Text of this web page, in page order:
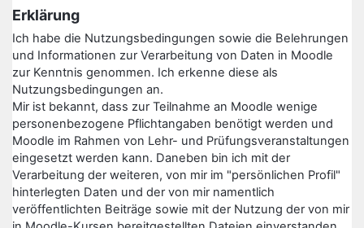
Erklärung
Ich habe die Nutzungsbedingungen sowie die Belehrungen
und Informationen zur Verarbeitung von Daten in Moodle
zur Kenntnis genommen. Ich erkenne diese als
Nutzungsbedingungen an.
Mir ist bekannt, dass zur Teilnahme an Moodle wenige
personenbezogene Pflichtangaben benötigt werden und
Moodle im Rahmen von Lehr- und Prüfungsveranstaltungen
eingesetzt werden kann. Daneben bin ich mit der
Verarbeitung der weiteren, von mir im "persönlichen Profil"
hinterlegten Daten und der von mir namentlich
veröffentlichten Beiträge sowie mit der Nutzung der von mir